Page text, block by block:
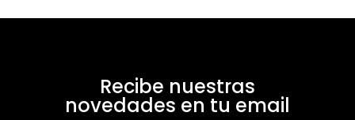
Recibe nuestras
novedades en tu email